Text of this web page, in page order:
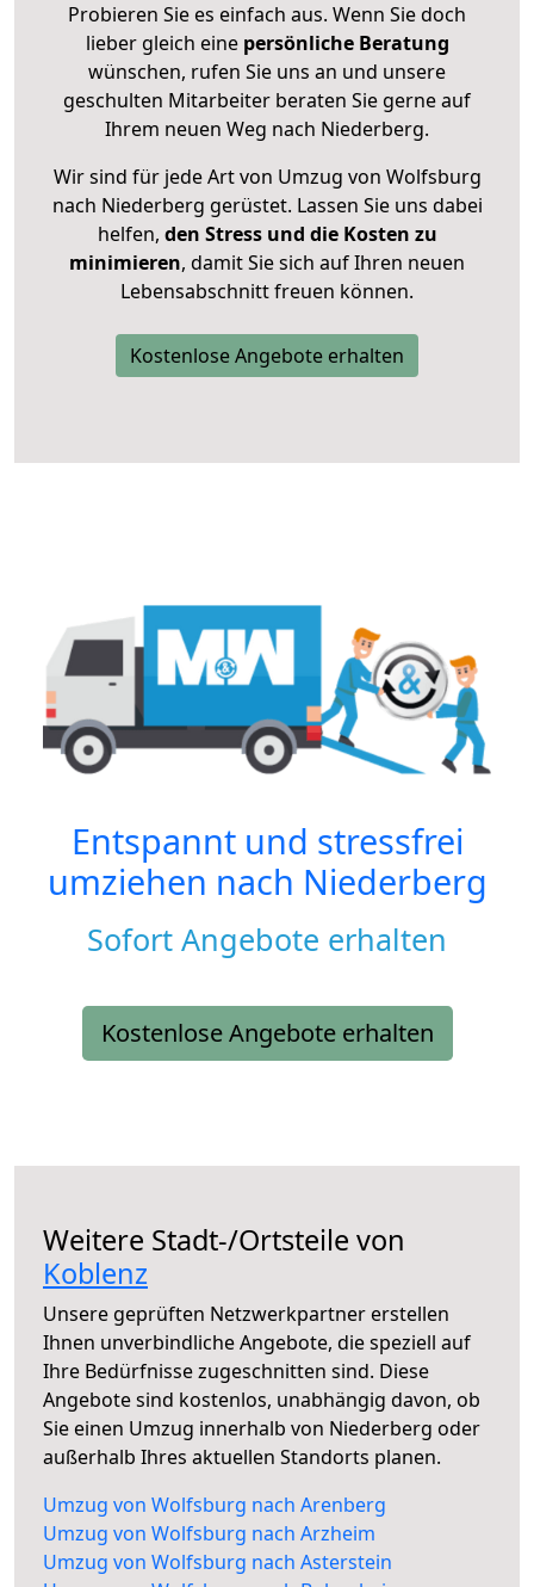
Probieren Sie es einfach aus. Wenn Sie doch
lieber gleich eine persönliche Beratung
wünschen, rufen Sie uns an und unsere
geschulten Mitarbeiter beraten Sie gerne auf
Ihrem neuen Weg nach Niederberg.
Wir sind für jede Art von Umzug von Wolfsburg
nach Niederberg gerüstet. Lassen Sie uns dabei
helfen, den Stress und die Kosten zu
minimieren, damit Sie sich auf Ihren neuen
Lebensabschnitt freuen können.
Kostenlose Angebote erhalten
Entspannt und stressfrei
umziehen nach Niederberg
Sofort Angebote erhalten
Kostenlose Angebote erhalten
Weitere Stadt-/Ortsteile von
Koblenz
Unsere geprüften Netzwerkpartner erstellen
Ihnen unverbindliche Angebote, die speziell auf
Ihre Bedürfnisse zugeschnitten sind. Diese
Angebote sind kostenlos, unabhängig davon, ob
Sie einen Umzug innerhalb von Niederberg oder
außerhalb Ihres aktuellen Standorts planen.
Umzug von Wolfsburg nach Arenberg
Umzug von Wolfsburg nach Arzheim
Umzug von Wolfsburg nach Asterstein